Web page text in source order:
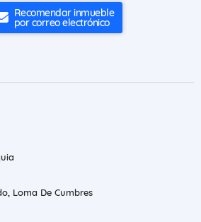
Recomendar inmueble
por correo electrónico
Loma De Cumbres